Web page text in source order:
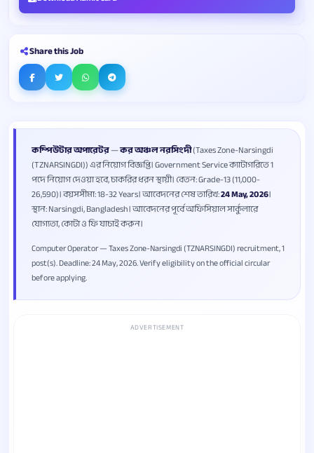
কম্পিউটার অপারেটর—কর অঞ্চল নরসিংদী(Taxes Zone-Narsingdi
(TZNARSINGDI)) এর নিয়োগ বিজ্ঞপ্তি। Government Service ক্যাটাগরিতে 1
পদে নিয়োগ দেওয়া হবে, চাকরির ধরন স্থায়ী। বেতন: Grade-13 (11,000-
26,590)। বয়সসীমা: 18-32 Years। আবেদনের শেষ তারিখ:24 May, 2026।
স্থান: Narsingdi, Bangladesh। আবেদনের পূর্বে অফিসিয়াল সার্কুলারে
যোগ্যতা, কোটা ও ফি যাচাই করুন।
Computer Operator — Taxes Zone-Narsingdi (TZNARSINGDI) recruitment, 1
post(s). Deadline: 24 May, 2026. Verify eligibility on the official circular
before applying.
ADVERTISEMENT
Share this Job